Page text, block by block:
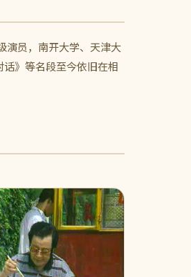
演员，南开大学、天津大
》等名段至今依旧在相